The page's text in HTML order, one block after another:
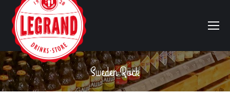
Sweden Rock
Vous êtes ici :